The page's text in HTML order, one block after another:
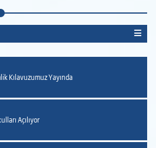
Kılavuzumuz Yayında
Açılıyor